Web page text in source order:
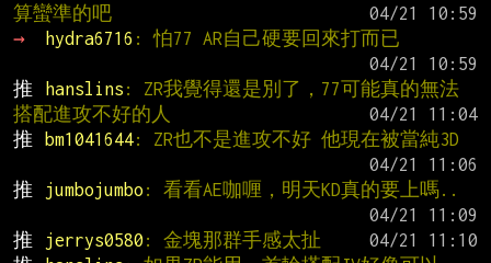
算蠻準的吧
→
hydra6716 : 怕77 AR自己硬要回來打而已
推
hanslins : ZR我覺得還是別了，77可能真的無法
搭配進攻不好的人
推
bm1041644: ZR也不是進攻不好 他現在被當純3D
推
jumbojumbo : 看看AE咖喱，明天KD真的要上嗎..
推
jerrys0580 : 金塊那群手感太扯